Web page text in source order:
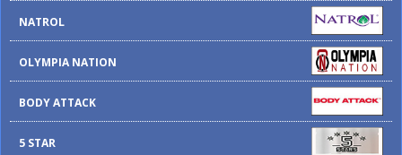
NATROL
OLYMPIA NATION
BODY ATTACK
5 STAR